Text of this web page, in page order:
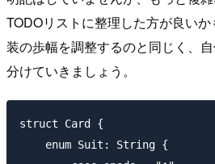
TODOリストに整理した方が良い
装の歩幅を調整するのと同じく、
分けていきましょう。
struct Card {
    enum Suit: String {